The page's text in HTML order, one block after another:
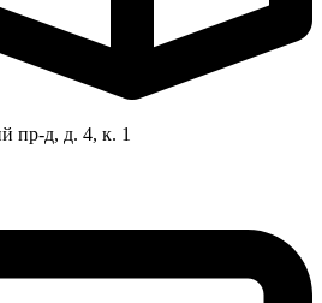
пр-д, д. 4, к. 1